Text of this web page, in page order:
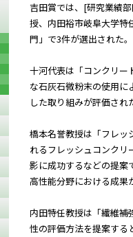
吉田賞では、[研究業績
授、内田裕市岐阜大学特
門」で3件が選出された。
十河代表は「コンクリー
な石灰石微粉末の使用に
した取り組みが評価され
橋本名誉教授は「フレッ
れるフレッシュコンクリ
影に成功するなどの提案
高性能分野における成果
内田特任教授は「繊維
性の評価方法を提案する